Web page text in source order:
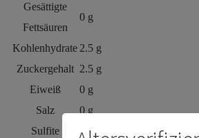
Gesättigte
Fettsäuren
0 g
Kohlenhydrate2.5 g
Zuckergehalt 2.5 g
Eiweiß
0 g
Salz
0 g
Sulfite
Ja